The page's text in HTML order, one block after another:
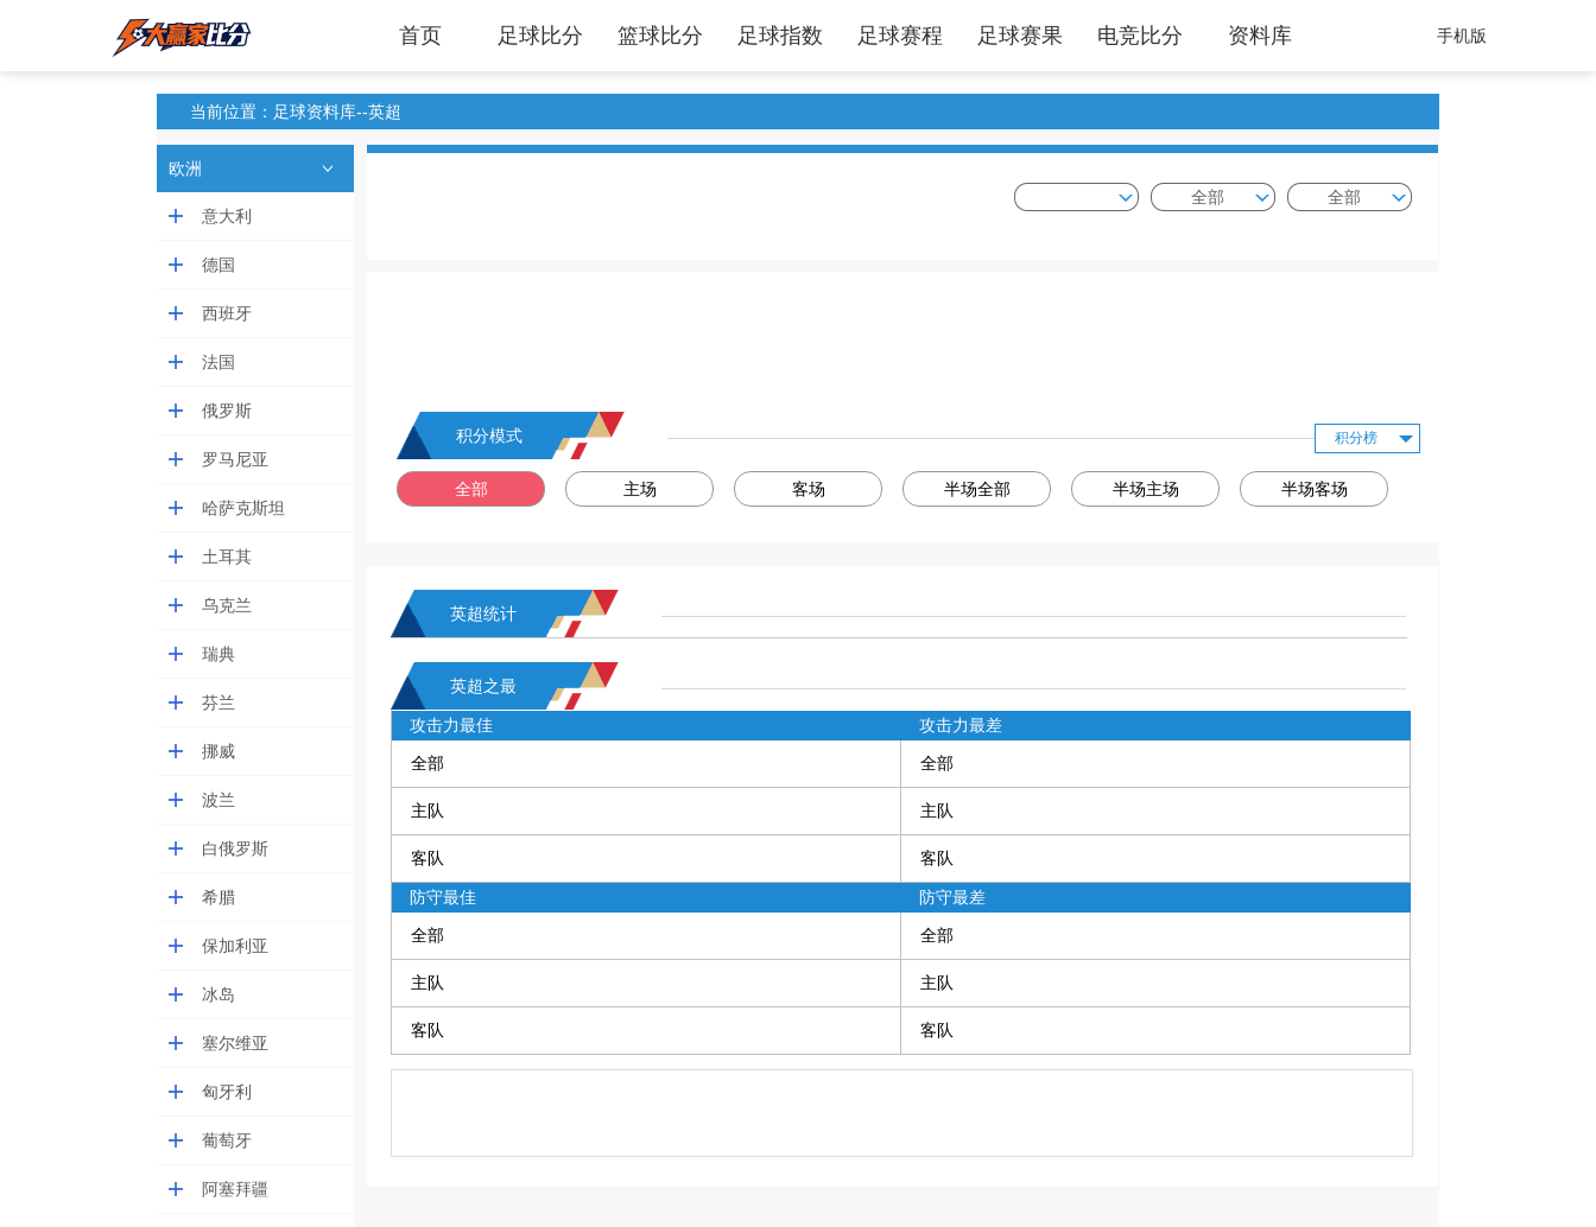
首页 足球比分 篮球比分 足球指数 足球赛程 足球赛果 电竞比分 资料库 手机版
当前位置：足球资料库--英超
欧洲
意大利
德国
西班牙
法国
俄罗斯
罗马尼亚
哈萨克斯坦
土耳其
乌克兰
瑞典
芬兰
挪威
波兰
白俄罗斯
希腊
保加利亚
冰岛
塞尔维亚
匈牙利
葡萄牙
阿塞拜疆
全部 全部
积分模式 积分榜
全部 主场 客场 半场全部 半场主场 半场客场
英超统计
英超之最
攻击力最佳
全部
主队
客队
攻击力最差
全部
主队
客队
防守最佳
全部
主队
客队
防守最差
全部
主队
客队